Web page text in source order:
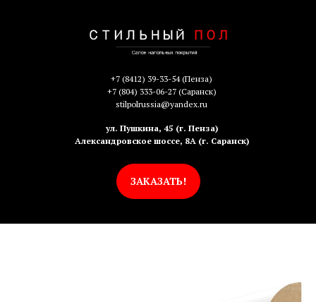
+7 (8412) 39-33-54(Пенза)
+7 (804) 333-06-27(Саранск)
stilpolrussia@yandex.ru
ул. Пушкина, 45 (г. Пенза)
Александровское шоссе, 8А (г. Саранск)
ЗАКАЗАТЬ!